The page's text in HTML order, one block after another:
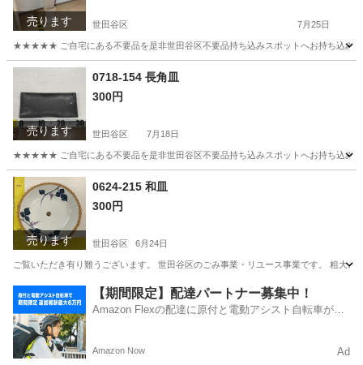
売ります 世田谷区 7月25日
★★★★★ ご自宅にある不要品を是非世田谷区不要品持ち込みスポットへお持ち込みし
東京 世田谷区 クリーナー
売ります
0718-154 長角皿
300円
世田谷区 7月18日
★★★★★ ご自宅にある不要品を是非世田谷区不要品持ち込みスポットへお持ち込みし
東京 世田谷区 スポット
売ります
0624-215 和皿
300円
世田谷区 6月24日
ご覧いただき有り難うございます。 世⽥⾕区のごみ事業・リユース事業です。 粗
食器 リユース
【期間限定】配達パートナー募集中！
Amazon Flexの配達に原付と電動アシスト自転車が登
Amazon Now Ad